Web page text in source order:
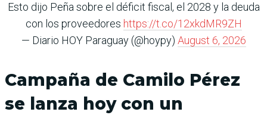
Esto dijo Peña sobre el déficit fiscal, el 2028 y la deuda
con los proveedores https://t.co/12xkdMR9ZH
— Diario HOY Paraguay (@hoypy) August 6, 2026
Campaña de Camilo Pérez
se lanza hoy con un